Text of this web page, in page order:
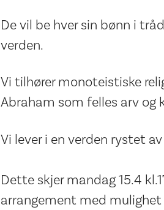
De vil be hver sin bønn i
verden.
Vi tilhører monoteistiske
Abraham som felles arv og
Vi lever i en verden rystet
Dette skjer mandag 15.4
arrangement med